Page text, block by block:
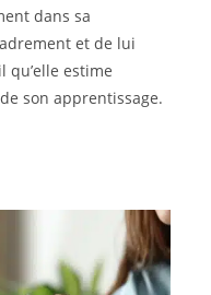
dans sa
et de lui
qu’elle estime
son apprentissage.